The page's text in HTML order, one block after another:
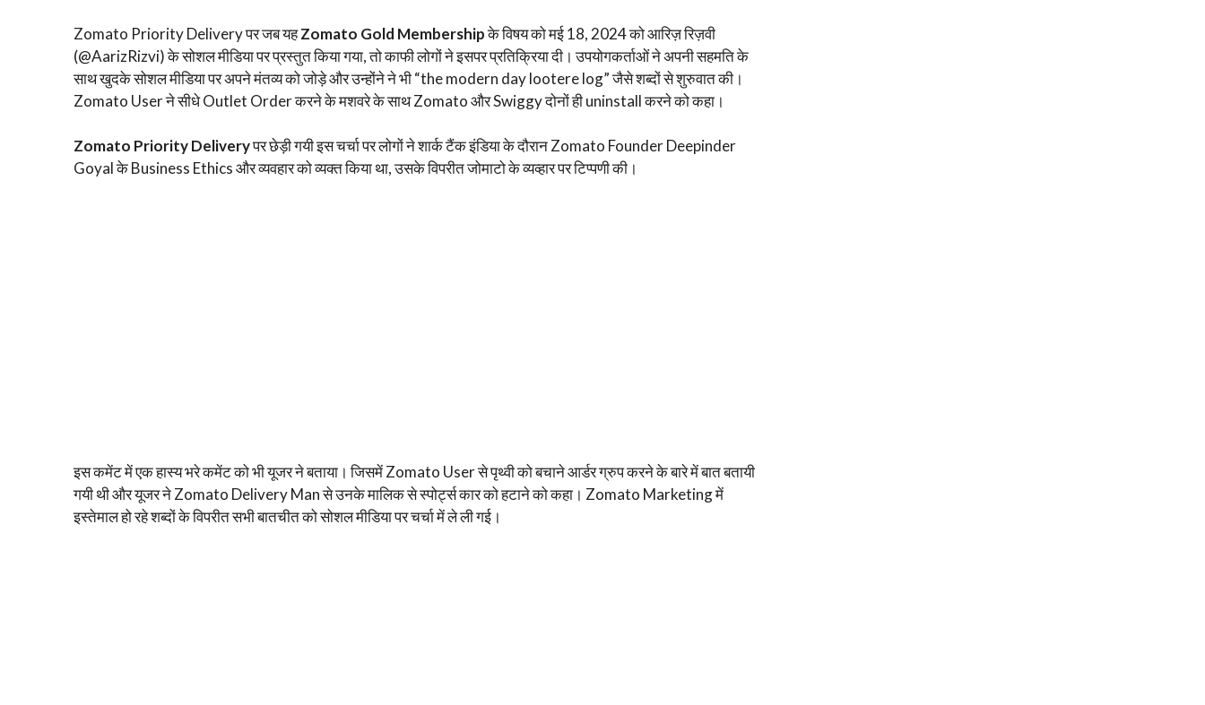
Zomato Priority Delivery पर जब यहZomato Gold Membershipके विषय को मई 18, 2024 को आरिज़ रिज़वी
(@AarizRizvi) के सोशल मीडिया पर प्रस्तुत किया गया, तो काफी लोगों ने इसपर प्रतिक्रिया दी। उपयोगकर्ताओं ने अपनी सहमति के
साथ खुदके सोशल मीडिया पर अपने मंतव्य को जोड़े और उन्होंने ने भी “the modern day lootere log” जैसे शब्दों से शुरुवात की।
Zomato User ने सीधे Outlet Order करने के मशवरे के साथ Zomato और Swiggy दोनों ही uninstall करने को कहा।
Zomato Priority Deliveryपर छेड़ी गयी इस चर्चा पर लोगों ने शार्क टैंक इंडिया के दौरान Zomato Founder Deepinder
Goyal के Business Ethics और व्यवहार को व्यक्त किया था, उसके विपरीत जोमाटो के व्यव्हार पर टिप्पणी की।
इस कमेंट में एक हास्य भरे कमेंट को भी यूजर ने बताया। जिसमें Zomato User से पृथ्वी को बचाने आर्डर ग्रुप करने के बारे में बात बतायी
गयी थी और यूजर ने Zomato Delivery Man से उनके मालिक से स्पोर्ट्स कार को हटाने को कहा। Zomato Marketing में
इस्तेमाल हो रहे शब्दों के विपरीत सभी बातचीत को सोशल मीडिया पर चर्चा में ले ली गई।